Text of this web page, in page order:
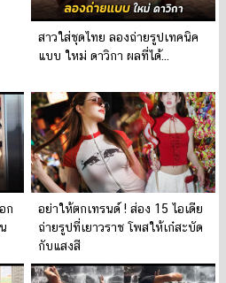
สาวใส่ชุดไทย ลองถ่ายรูปเทคนิค
แบบ ใหม่ ดาวิกา ผลที่ได้...
ก
อย่าให้ตกเทรนด์ ! ส่อง 15 ไอเดีย
ถ่ายรูปที่เยาวราช โพสให้เก๋สะบัด
กับแสงสี